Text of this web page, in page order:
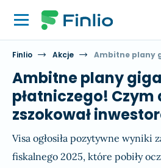
Finlio Akcje Ambitne plany giganta
Ambitne plany
płatniczego!
zszokował
Visa ogłosiła pozytywne wyniki
fiskalnego 2025, które pobiły